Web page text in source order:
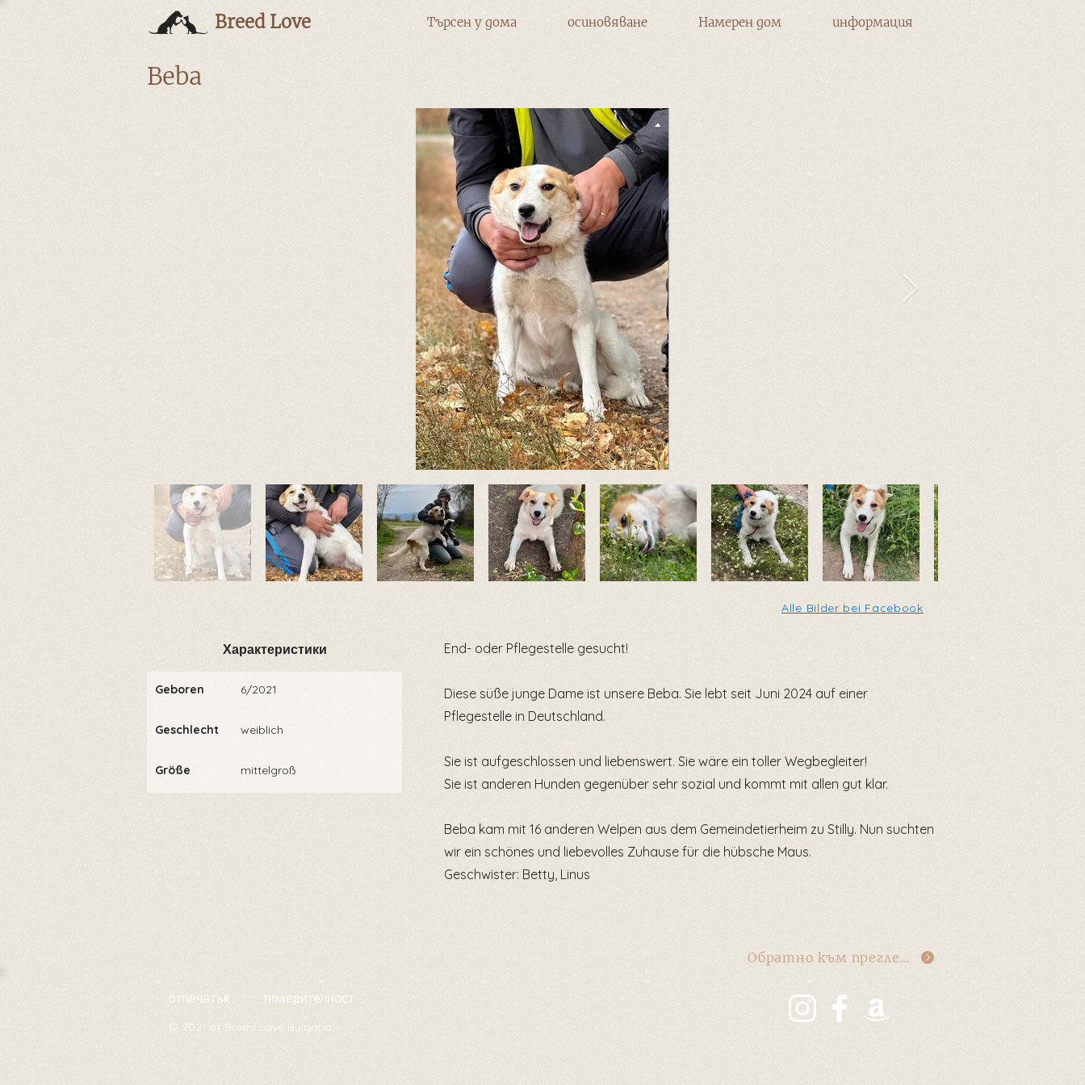
Breed Love Търсен у дома осиновяване Намерен дом информация
Beba
Alle Bilder bei Facebook
Характеристики
Geboren 6/2021
Geschlecht weiblich
Größe mittelgroß
End- oder Pflegestelle gesucht!
Diese süße junge Dame ist unsere Beba. Sie lebt seit Juni 2024 auf einer
Pflegestelle in Deutschland.
Sie ist aufgeschlossen und liebenswert. Sie wäre ein toller Wegbegleiter!
Sie ist anderen Hunden gegenüber sehr sozial und kommt mit allen gut klar.
Beba kam mit 16 anderen Welpen aus dem Gemeindetierheim zu Stilly. Nun suchten
wir ein schönes und liebevolles Zuhause für die hübsche Maus.
Geschwister: Betty, Linus
Обратно към прегледа
отпечатък поверителност
© 2021 от Breed Love Bulgaria